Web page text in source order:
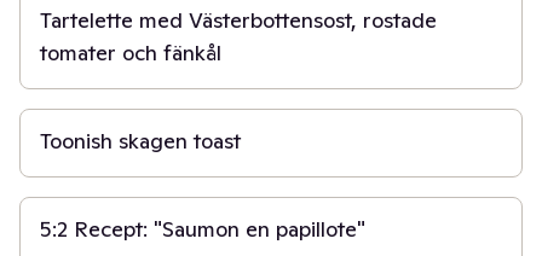
Tartelette med Västerbottensost, rostade
tomater och fänkål
15 min
Toonish skagen toast
30 min
5:2 Recept: "Saumon en papillote"